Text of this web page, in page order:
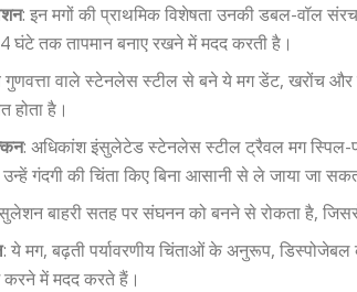
: इन मगों की प्राथमिक विशेषता उनकी डबल-वॉल
घंटे तक तापमान बनाए रखने में मदद करती है।
गुणवत्ता वाले स्टेनलेस स्टील से बने ये मग डेंट, खरोंच
होता है।
: अधिकांश इंसुलेटेड स्टेनलेस स्टील ट्रैवल मग
गंदगी की चिंता किए बिना आसानी से ले जाया जा
बाहरी सतह पर संघनन को बनने से रोकता है,
: ये मग, बढ़ती पर्यावरणीय चिंताओं के अनुरूप,
करने में मदद करते हैं।